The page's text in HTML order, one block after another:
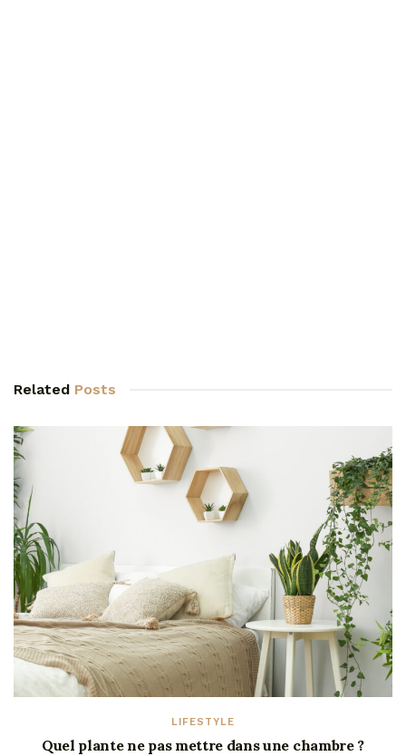
Related Posts
LIFESTYLE
Quel plante ne pas mettre dans une chambre ?